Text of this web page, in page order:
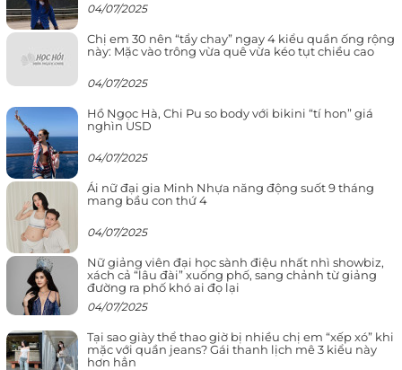
04/07/2025
Chị em 30 nên “tẩy chay” ngay 4 kiểu quần ống rộng
này: Mặc vào trông vừa quê vừa kéo tụt chiều cao
04/07/2025
Hồ Ngọc Hà, Chi Pu so body với bikini “tí hon” giá
nghìn USD
04/07/2025
Ái nữ đại gia Minh Nhựa năng động suốt 9 tháng
mang bầu con thứ 4
04/07/2025
Nữ giảng viên đại học sành điệu nhất nhì showbiz,
xách cả “lâu đài” xuống phố, sang chảnh từ giảng
đường ra phố khó ai đọ lại
04/07/2025
Tại sao giày thể thao giờ bị nhiều chị em “xếp xó” khi
mặc với quần jeans? Gái thanh lịch mê 3 kiểu này
hơn hẳn